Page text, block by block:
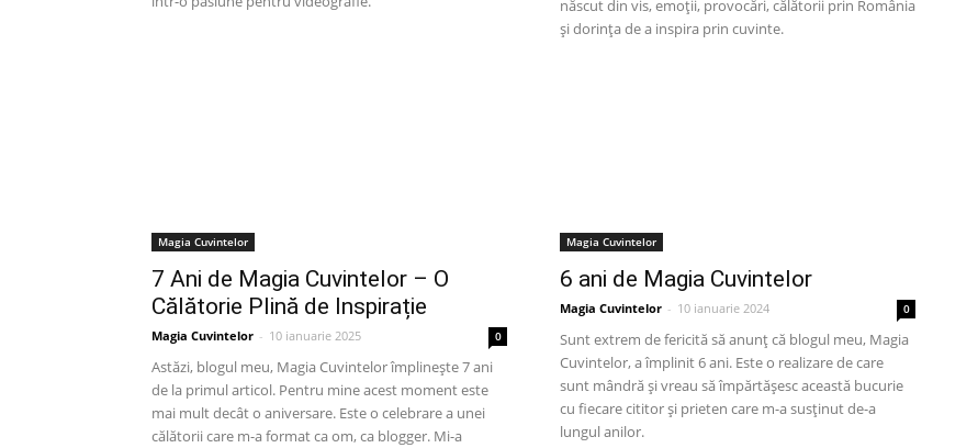
născut din vis, emoții, provocări, călătorii prin România
și dorința de a inspira prin cuvinte.
Magia Cuvintelor
7 Ani de Magia Cuvintelor – O
Călătorie Plină de Inspirație
Magia Cuvintelor - 10 ianuarie 2025 0
Astăzi, blogul meu, Magia Cuvintelor împlinește 7 ani
de la primul articol. Pentru mine acest moment este
mai mult decât o aniversare. Este o celebrare a unei
călătorii care m-a format ca om, ca blogger. Mi-a
Magia Cuvintelor
6 ani de Magia Cuvintelor
Magia Cuvintelor - 10 ianuarie 2024 0
Sunt extrem de fericită să anunț că blogul meu, Magia
Cuvintelor, a împlinit 6 ani. Este o realizare de care
sunt mândră și vreau să împărtășesc această bucurie
cu fiecare cititor și prieten care m-a susținut de-a
lungul anilor.